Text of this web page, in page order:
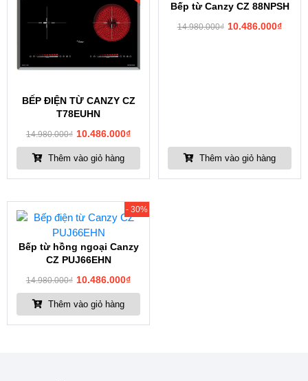
BẾP ĐIỆN TỪ CANZY CZ
T78EUHN
14.980.000₫ 10.486.000₫
Thêm vào giỏ hàng
Bếp từ Canzy CZ 88NPSH
14.980.000₫ 10.486.000₫
Thêm vào giỏ hàng
- 30%
Bếp từ hồng ngoại Canzy
CZ PUJ66EHN
14.980.000₫ 10.486.000₫
Thêm vào giỏ hàng